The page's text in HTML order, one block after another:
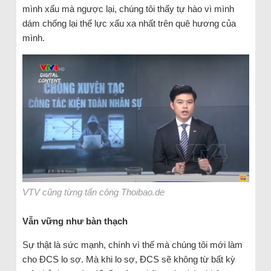
mình xấu mà ngược lại, chúng tôi thấy tự hào vì mình
dám chống lại thế lực xấu xa nhất trên quê hương của
mình.
VTV cũng từng tấn công Thoibao.de
Vẫn vững như bàn thạch
Sự thật là sức mạnh, chính vì thế mà chúng tôi mới làm
cho ĐCS lo sợ. Mà khi lo sợ, ĐCS sẽ không từ bất kỳ